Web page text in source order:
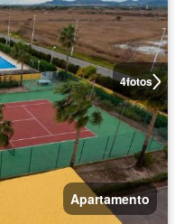
4fotos
Apartamento